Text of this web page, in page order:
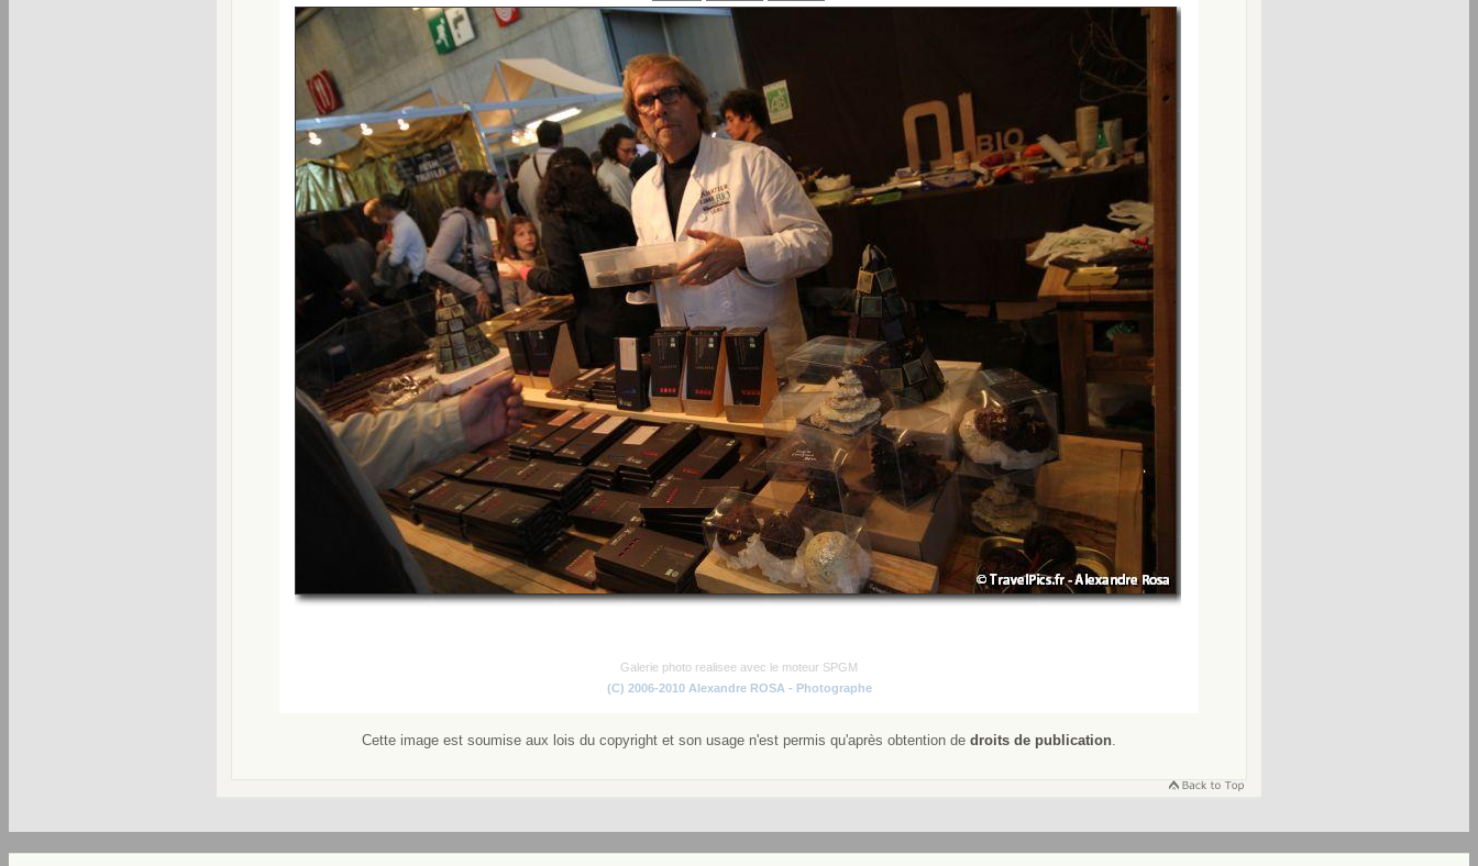
Galerie photo realisee avec le moteur SPGM
(C) 2006-2010 Alexandre ROSA - Photographe
Cette image est soumise aux lois du copyright et son usage n'est permis qu'après obtention de droits de publication.